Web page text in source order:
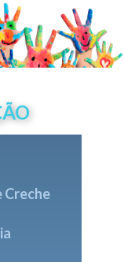
Creche